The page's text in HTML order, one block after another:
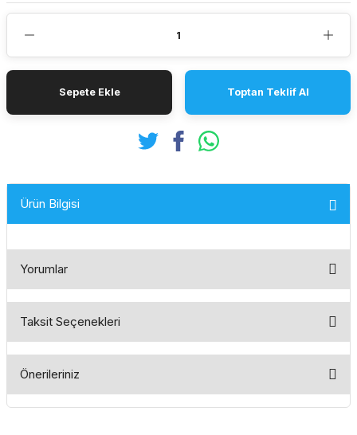
Sepete Ekle Toptan Teklif Al
Ürün Bilgisi
Yorumlar
Taksit Seçenekleri
Önerileriniz